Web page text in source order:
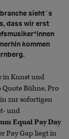
sieht´s
dass wir erst
kommen
in Kunst und
Bühne, Pro
zur sofortigen
und
Equal Pay Day
Pay Gap liegt in